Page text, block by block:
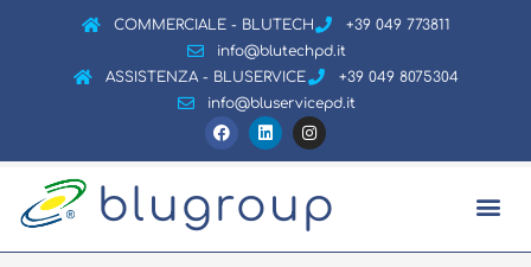
COMMERCIALE - BLUTECH
+39 049 773811
info@blutechpd.it
ASSISTENZA - BLUSERVICE
+39 049 8075304
info@bluservicepd.it
F
a
o
o
L
i
d
I
n
g
r
m
blugroup